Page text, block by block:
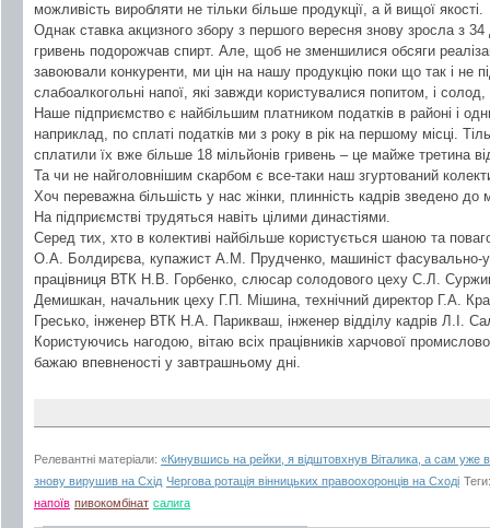
можливість виробляти не тільки більше продукції, а й вищої якості.
Однак ставка акцизного збору з першого вересня знову зросла з 34
гривень подорожчав спирт. Але, щоб не зменшилися обсяги
завоювали конкуренти, ми цін на нашу продукцію поки що так і не
слабоалкогольні напої, які завжди користувалися попитом, і
Наше підприємство є найбільшим платником податків в районі і
наприклад, по сплаті податків ми з року в рік на першому місці.
сплатили їх вже більше 18 мільйонів гривень – це майже третина
Та чи не найголовнішим скарбом є все-таки наш згуртований
Хоч переважна більшість у нас жінки, плинність кадрів зведено до
На підприємстві трудяться навіть цілими династіями.
Серед тих, хто в колективі найбільше користується шаною та
О.А. Болдирєва, купажист А.М. Прудченко, машиніст фасувально-
працівниця ВТК Н.В. Горбенко, слюсар солодового цеху С.Л.
Демишкан, начальник цеху Г.П. Мішина, технічний директор Г.А.
Гресько, інженер ВТК Н.А. Парикваш, інженер відділу кадрів Л.І.
Користуючись нагодою, вітаю всіх працівників харчової
бажаю впевненості у завтрашньому дні.
Релевантні матеріали: «Кинувшись на рейки, я відштовхнув Віталика, а сам уже
знову вирушив на Схід Чергова ротація вінницьких правоохоронців на Сході
напоїв пивокомбінат салига